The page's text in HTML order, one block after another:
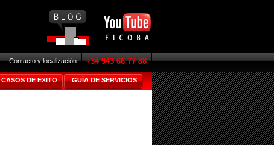
Contacto y localización +34 943 66 77 88
CASOS DE EXITO GUÍA DE SERVICIOS